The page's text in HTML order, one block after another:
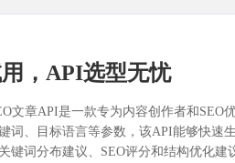
，API选型无忧
文章API是一款专为内容创作者和SEO
词、目标语言等参数，该API能够快速
键词分布建议、SEO评分和结构优化